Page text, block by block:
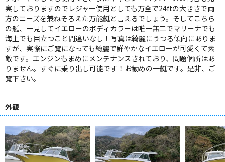
実しておりますのでレジャー使用としても万全で24ftの大きさで両
方のニーズを兼ねそろえた万能艇と言えるでしょう。そしてこちら
の艇、一見してイエローのボディカラーは唯一無二でマリーナでも
海上でも目立つこと間違いなし！写真は綺麗にうつる傾向にありま
すが、実際にご覧になっても綺麗で鮮やかなイエローが可愛くて素
敵です。エンジンもまめにメンテナンスされており、問題個所はあ
りません。すぐに乗り出し可能です！お勧めの一艇です。是非、ご
覧下さい。
外観